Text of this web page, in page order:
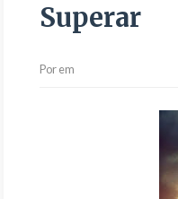
Superar
Porem